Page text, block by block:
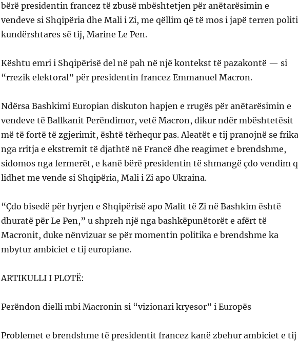
bërë presidentin francez të zbusë mbështetjen për anëtarësimin e
vendeve si Shqipëria dhe Mali i Zi, me qëllim që të mos i japë terren
kundërshtares së tij, Marine Le Pen.
Kështu emri i Shqipërisë del në pah në një kontekst të pazakontë — si
“rrezik elektoral” për presidentin francez Emmanuel Macron.
Ndërsa Bashkimi Europian diskuton hapjen e rrugës për anëtarësimin e
vendeve të Ballkanit Perëndimor, vetë Macron, dikur ndër mbështetësit
më të fortë të zgjerimit, është tërhequr pas. Aleatët e tij pranojnë se frika
nga rritja e ekstremit të djathtë në Francë dhe reagimet e brendshme,
sidomos nga fermerët, e kanë bërë presidentin të shmangë çdo vendim
lidhet me vende si Shqipëria, Mali i Zi apo Ukraina.
“Çdo bisedë për hyrjen e Shqipërisë apo Malit të Zi në Bashkim është
dhuratë për Le Pen,” u shpreh një nga bashkëpunëtorët e afërt të
Macronit, duke nënvizuar se për momentin politika e brendshme ka
mbytur ambiciet e tij europiane.
ARTIKULLI I PLOTË:
Perëndon dielli mbi Macronin si “vizionari kryesor” i Europës
Problemet e brendshme të presidentit francez kanë zbehur ambiciet e tij